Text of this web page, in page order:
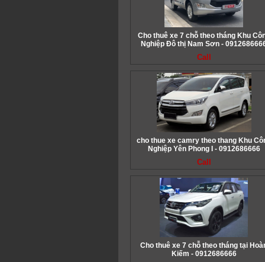
Cho thuê xe 7 chỗ theo tháng Khu
Nghiệp Đô thị Nam Sơn -
Call
cho thue xe camry theo thang Khu
Nghiệp Yên Phong I - 0912686666
Call
Cho thuê xe 7 chỗ theo tháng tại
Kiếm - 0912686666